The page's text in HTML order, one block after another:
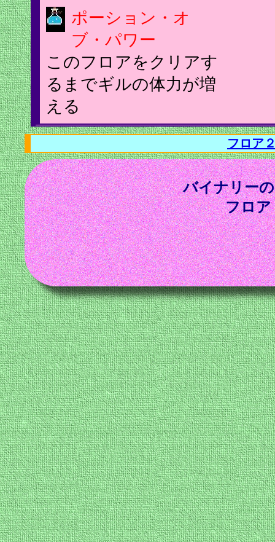
ポーション・オ
ブ・パワー
このフロアをクリアす
るまでギルの体力が増
える
フロア
バイナリー
フロア